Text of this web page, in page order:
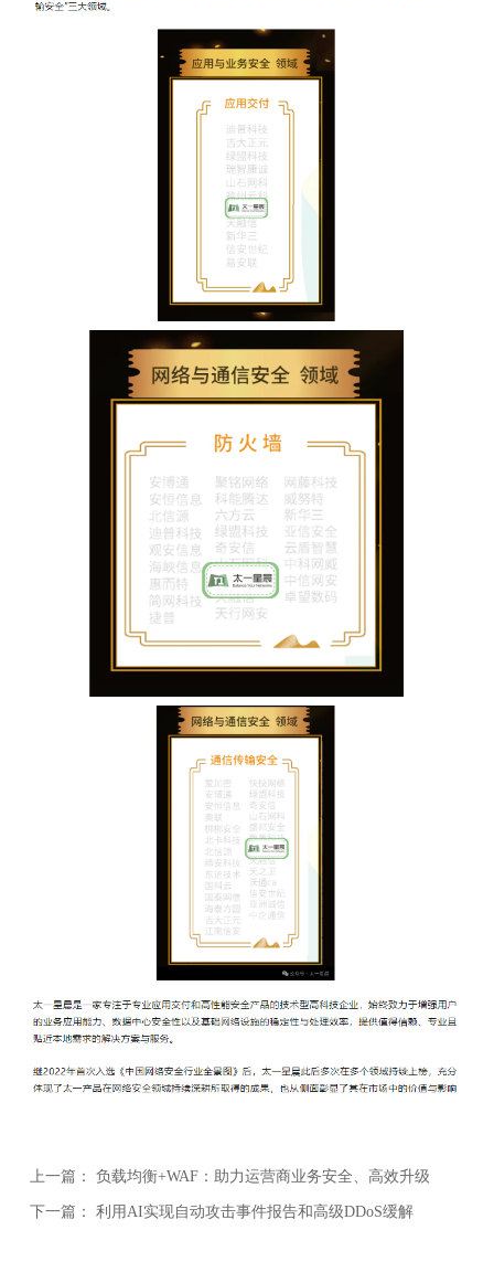
上一篇：
负载均衡+WAF：助力运营商业务安全、高效升级
下一篇：
利用AI实现自动攻击事件报告和高级DDoS缓解